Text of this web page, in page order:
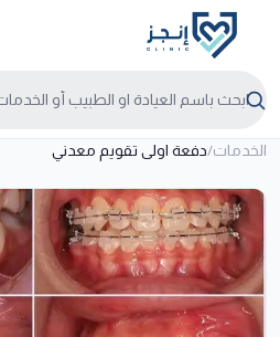
الخدمات/دفعة اولى تقويم معدني